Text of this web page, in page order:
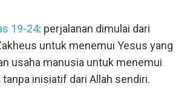
19-24: perjalanan dimulai dari
untuk menemui Yesus yang
usaha manusia untuk menemui
tanpa inisiatif dari Allah sendiri.